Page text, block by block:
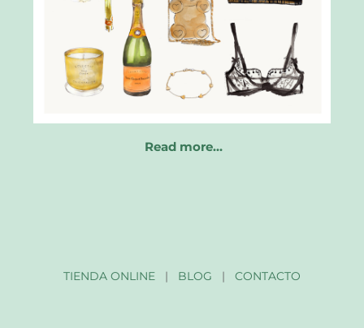
Read more…
TIENDA ONLINE| BLOG | CONTACTO